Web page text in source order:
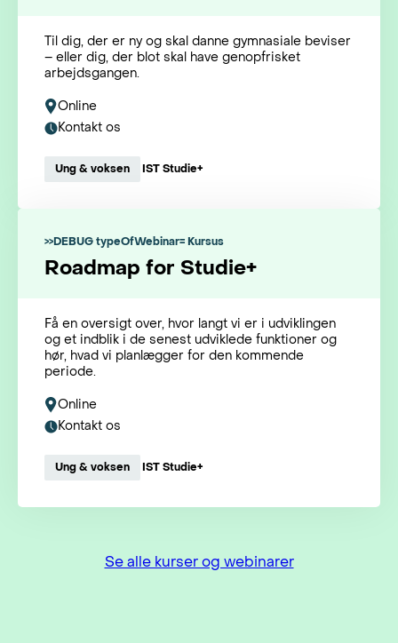
Til dig, der er ny og skal danne gymnasiale beviser
– eller dig, der blot skal have genopfrisket
arbejdsgangen.
Online
Kontakt os
Ung & voksen IST Studie+
>>DEBUG typeOfWebinar= Kursus
Roadmap for Studie+
Få en oversigt over, hvor langt vi er i udviklingen
og et indblik i de senest udviklede funktioner og
hør, hvad vi planlægger for den kommende
periode.
Online
Kontakt os
Ung & voksen IST Studie+
Se alle kurser og webinarer